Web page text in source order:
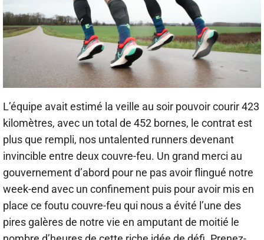
L’équipe avait estimé la veille au soir pouvoir courir 423
kilomètres, avec un total de 452 bornes, le contrat est
plus que rempli, nos untalented runners devenant
invincible entre deux couvre-feu. Un grand merci au
gouvernement d’abord pour ne pas avoir flingué notre
week-end avec un confinement puis pour avoir mis en
place ce foutu couvre-feu qui nous a évité l’une des
pires galères de notre vie en amputant de moitié le